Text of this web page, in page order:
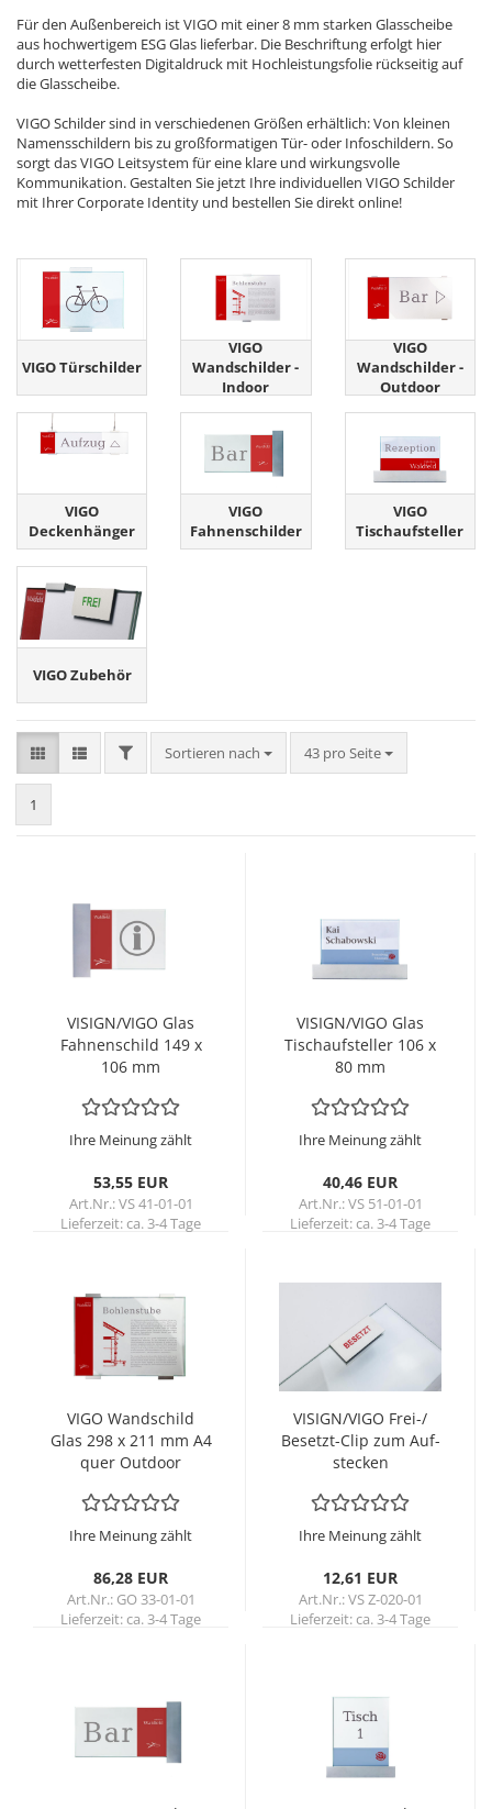
Für den Außenbereich ist VIGO mit einer 8 mm starken Glasscheibe
aus hochwertigem ESG Glas lieferbar. Die Beschriftung erfolgt hier
durch wetterfesten Digitaldruck mit Hochleistungsfolie rückseitig auf
die Glasscheibe.
VIGO Schilder sind in verschiedenen Größen erhältlich: Von kleinen
Namensschildern bis zu großformatigen Tür- oder Infoschildern. So
sorgt das VIGO Leitsystem für eine klare und wirkungsvolle
Kommunikation. Gestalten Sie jetzt Ihre individuellen VIGO Schilder
mit Ihrer Corporate Identity und bestellen Sie direkt online!
VIGO Türschilder
VIGO
Wandschilder -
Indoor
VIGO
Wandschilder -
Outdoor
VIGO
Deckenhänger
VIGO
Fahnenschilder
VIGO
Tischaufsteller
VIGO Zubehör
FILTERSortieren nach
Sortieren nach 43 pro Seite
pro Seite
1
VI­SIGN/VIGO Glas
Fah­nen­schild 149 x
106 mm
Ihre Meinung zählt
53,55 EUR
Art.Nr.: VS 41-01-01
Lieferzeit:ca. 3-4 Tage
VI­SIGN/VIGO Glas
Tisch­auf­stel­ler 106 x
80 mm
Ihre Meinung zählt
40,46 EUR
Art.Nr.: VS 51-01-01
Lieferzeit:ca. 3-4 Tage
VIGO Wand­schild
Glas 298 x 211 mm A4
quer Out­door
Ihre Meinung zählt
86,28 EUR
Art.Nr.: GO 33-01-01
Lieferzeit:ca. 3-4 Tage
VI­SIGN/VIGO Frei-/
Besetzt-​​Clip zum Auf­
ste­cken
Ihre Meinung zählt
12,61 EUR
Art.Nr.: VS Z-020-01
Lieferzeit:ca. 3-4 Tage